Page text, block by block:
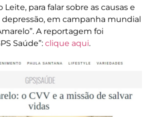
Leite, para falar sobre as causas e
em campanha mundial
A reportagem foi
Saúde”: clique aqui.